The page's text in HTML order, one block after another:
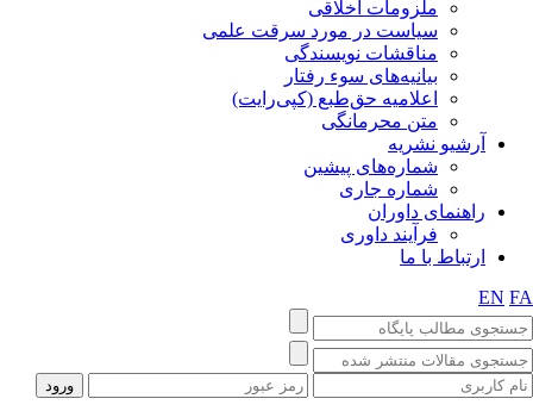
ملزومات اخلاقی
سیاست در مورد سرقت علمی
مناقشات نویسندگی
بیانیه‌های سوء رفتار
اعلامیه حق‌طبع (کپی‌رایت)
متن محرمانگی
آرشیو نشریه
شماره‌های پیشین
شماره جاری
راهنمای داوران
فرآیند داوری
ارتباط با ما
EN